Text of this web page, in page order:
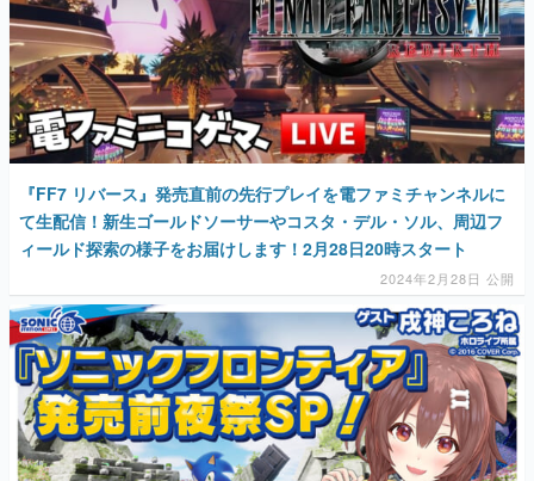
女性向け
アプリレビュー
その他
電ファミニコゲーマーとは？
運営：株式会社マレ
『FF7 リバース』発売直前の先行プレイを電ファミチャンネルに
て生配信！新生ゴールドソーサーやコスタ・デル・ソル、周辺フ
ィールド探索の様子をお届けします！2月28日20時スタート
2024年2月28日 公開